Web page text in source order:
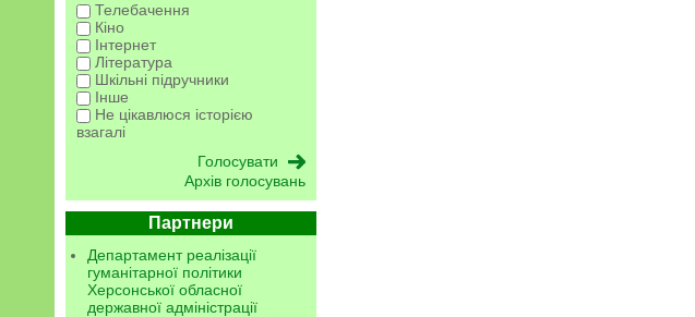
Телебачення
Кіно
Інтернет
Література
Шкільні підручники
Інше
Не цікавлюся історією
взагалі
Архів голосувань
Партнери
Департамент реалізації
гуманітарної політики
Херсонської обласної
державної адміністрації